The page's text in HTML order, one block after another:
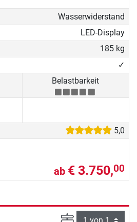
Wasserwiderstand
LED-Display
185 kg
✓
Belastbarkeit
5,0
ab € 3.750,00
Seite